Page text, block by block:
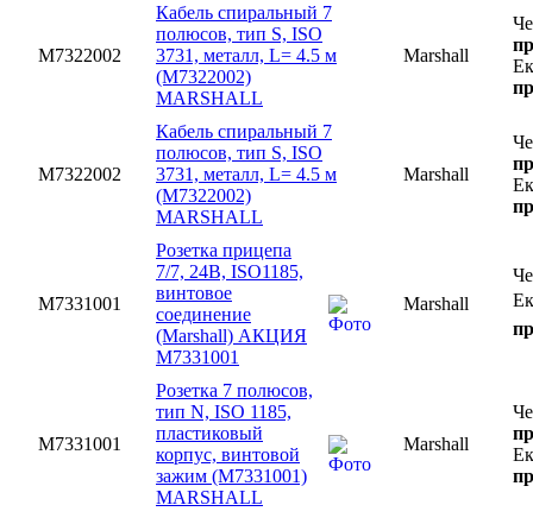
M7322002
Кабель спиральный 7
полюсов, тип S, ISO
3731, металл, L= 4.5 м
(M7322002)
MARSHALL
Marshall
M7322002
Кабель спиральный 7
полюсов, тип S, ISO
3731, металл, L= 4.5 м
(M7322002)
MARSHALL
Marshall
M7331001
Розетка прицепа
7/7, 24В, ISO1185,
винтовое
соединение
(Marshall) АКЦИЯ
M7331001
Marshall
M7331001
Розетка 7 полюсов,
тип N, ISO 1185,
пластиковый
корпус, винтовой
зажим (M7331001)
MARSHALL
Marshall